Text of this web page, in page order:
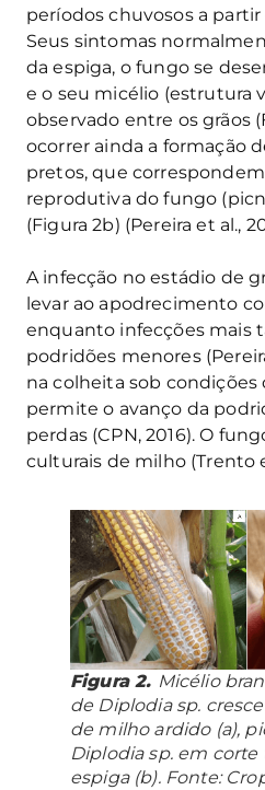
períodos chuvosos a partir
Seus sintomas
da espiga, o fungo se
e o seu micélio (estrutura
observado entre os grãos
ocorrer ainda a formação
pretos, que
reprodutiva do fungo
(Figura 2b) (Pereira et al.,
A infecção no estádio de
levar ao apodrecimento
enquanto infecções mais
podridões menores
na colheita sob
permite o avanço da
perdas (CPN, 2016). O
culturais de milho (Trento
Figura 2. Micélio
de Diplodiasp.
de milho ardido (a),
Diplodiasp. em corte
espiga (b). Fonte: